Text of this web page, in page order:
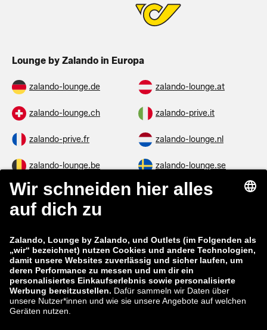
Lounge by Zalando in Europa
zalando-lounge.de zalando-lounge.at
zalando-lounge.ch zalando-prive.it
zalando-prive.fr zalando-lounge.nl
zalando-lounge.be zalando-lounge.se
zalando-lounge.fi zalando-lounge.dk
zalando-lounge.co.uk
zalando-prive.es zalando-lounge.cz
zalando-lounge.lt zalando-lounge.sk
zalando-lounge.ro zalando-lounge.hr